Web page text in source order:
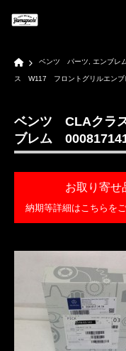
Home
ベンツ パーツ エンブレ
ス W117 フロントグリルエン
ベンツ CLAクラ
ブレム
お取り寄せ
納期等詳細はこちらを